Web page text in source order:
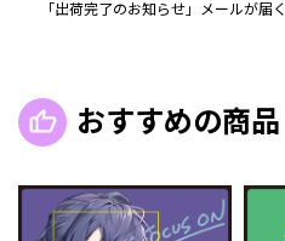
「出荷完了のお知らせ」メールが届
おすすめの商品